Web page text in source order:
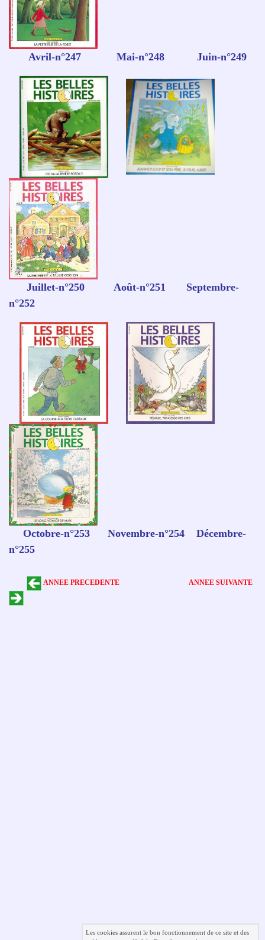
Avril-n°247 Mai-n°248 Juin-n°249
Juillet-n°250 Août-n°251 Septembre-
n°252
Octobre-n°253 Novembre-n°254 Décembre-
n°255
ANNEE PRECEDENTE ANNEE SUIVANTE
Les cookies assurent le bon fonctionnement de ce site et des